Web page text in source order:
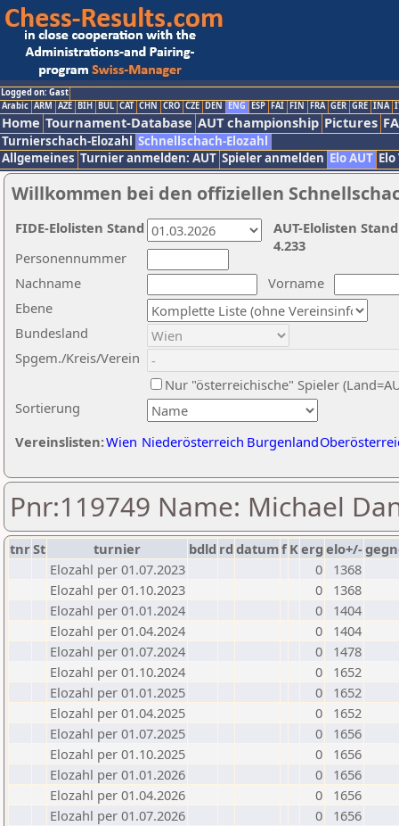
Logged on: Gast
Arabic ARM AZE BIH BUL CAT CHN CRO CZE DEN ENG ESP FAI FIN FRA GER GRE INA
Home Tournament-Database AUT championship Pictures
Turnierschach-Elozahl Schnellschach-Elozahl
Allgemeines Turnier anmelden: AUT Spieler anmelden Elo AUT
Willkommen bei den offiziellen
Nachname
Vorname
Ebene
Sortierung
Personennummer
Bundesland
Spgem./Kreis/Verein
Nur "österreichische" Spieler
Vereinslisten:Wien Niederösterreich Burgenland
AUT-Elolisten
4.233
FIDE-Elolisten Stand
Pnr:119749 Name: Michael
tnrSt turnier bdld rd datumf Kerg elo+/-
Elozahl per 01.07.2023
0
1368
Elozahl per 01.10.2023
0
1368
Elozahl per 01.01.2024
0
1404
Elozahl per 01.04.2024
0
1404
Elozahl per 01.07.2024
0
1478
Elozahl per 01.10.2024
0
1652
Elozahl per 01.01.2025
0
1652
Elozahl per 01.04.2025
0
1652
Elozahl per 01.07.2025
0
1656
Elozahl per 01.10.2025
0
1656
Elozahl per 01.01.2026
0
1656
Elozahl per 01.04.2026
0
1656
Elozahl per 01.07.2026
0
1656